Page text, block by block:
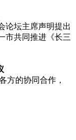
论坛主席声明提出
市共同推进《长三
方的协同合作，